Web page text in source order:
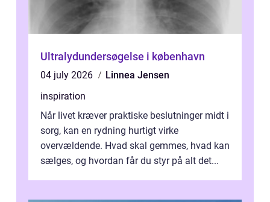
Ultralydundersøgelse i københavn
04 july 2026
Linnea Jensen
inspiration
Når livet kræver praktiske beslutninger midt i
sorg, kan en rydning hurtigt virke
overvældende. Hvad skal gemmes, hvad kan
sælges, og hvordan får du styr på alt det...